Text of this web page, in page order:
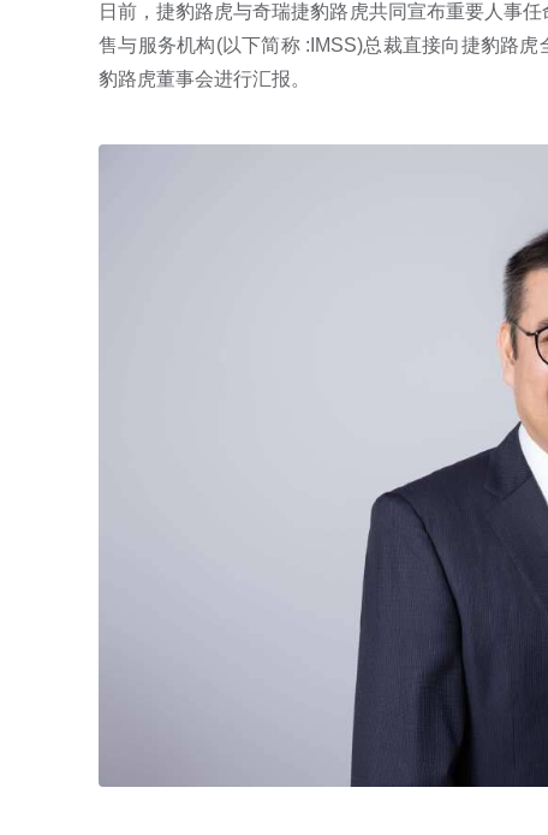
日前，捷豹路虎与奇瑞捷豹路虎共同宣布重要人事
售与服务机构(以下简称 :IMSS)总裁直接向捷豹路
豹路虎董事会进行汇报。